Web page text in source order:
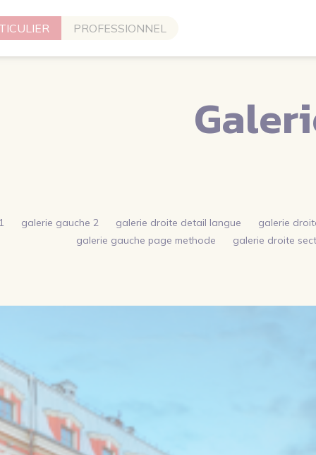
PROFESSIONNEL
galerie gauche 2 galerie droite detail langue galerie
galerie gauche page methode
galerie droite